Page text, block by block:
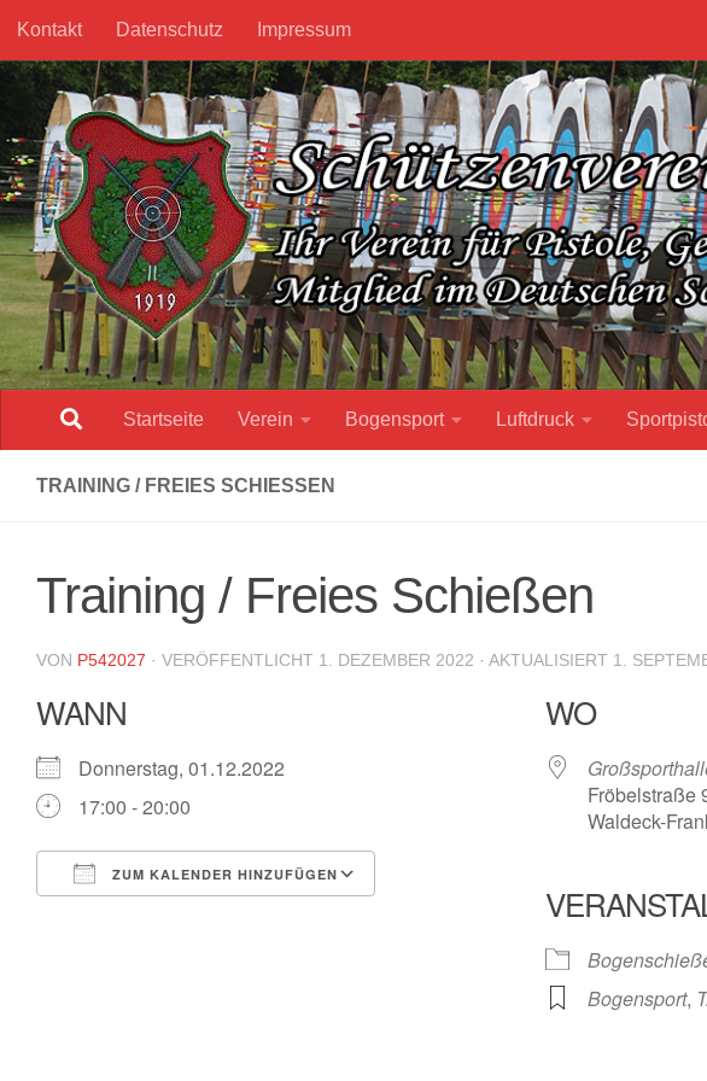
Unter dem Inhalt
Kontakt Datenschutz Impressum
Startseite Verein Bogensport Luftdruck
TRAINING / FREIES SCHIESSEN
Training / Freies Schießen
VON P542027 · VERÖFFENTLICHT 1. DEZEMBER 2022 · AKTUALISIERT 1.
WANN
Donnerstag, 01.12.2022
17:00 - 20:00
ZUM KALENDER HINZUFÜGEN
WO
Fröbelstraße
Waldeck-
Bogensport,